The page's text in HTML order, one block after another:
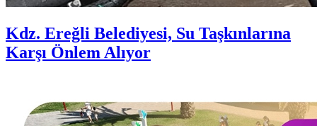
Kdz. Ereğli Belediyesi, Su Taşkınlarına
Karşı Önlem Alıyor